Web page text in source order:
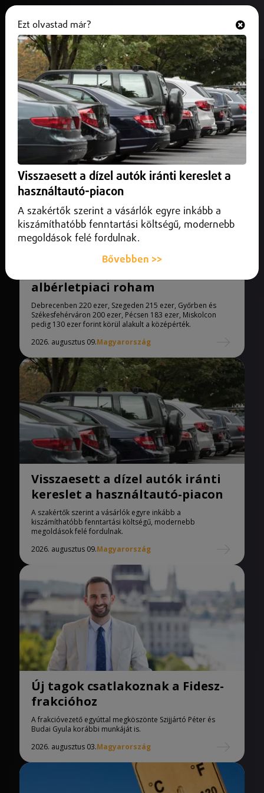
Magyarország
albérletpiaci roham
Debrecenben 220 ezer, Szegeden 215 ezer, Győrben és
Székesfehérváron 200 ezer, Pécsen 183 ezer, Miskolcon
pedig 130 ezer forint körül alakult a középérték.
2026. augusztus 09.Magyarország
Visszaesett a dízel autók iránti
kereslet a használtautó-piacon
A szakértők szerint a vásárlók egyre inkább a
kiszámíthatóbb fenntartási költségű, modernebb
megoldások felé fordulnak.
2026. augusztus 09.Magyarország
Új tagok csatlakoznak a Fidesz-
frakcióhoz
A frakcióvezető egyúttal megköszönte Szijjártó Péter és
Budai Gyula korábbi munkáját is.
2026. augusztus 03.Magyarország
Ezt olvastad már?
Visszaesett a dízel autók iránti kereslet a
használtautó-piacon
A szakértők szerint a vásárlók egyre inkább a
kiszámíthatóbb fenntartási költségű, modernebb
megoldások felé fordulnak.
Bővebben >>